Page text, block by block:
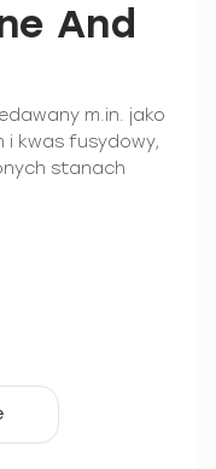
And
m.in. jako
i kwas fusydowy,
stanach